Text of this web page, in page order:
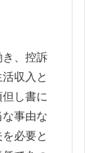
き、控訴
収入と
し書に
事由な
必要と